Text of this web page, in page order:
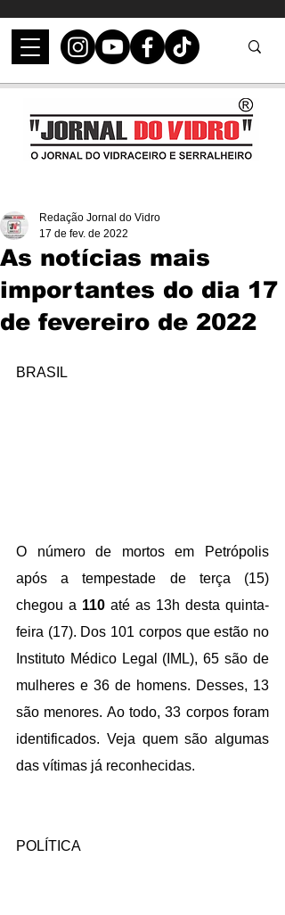
As notícias mais
importantes do dia 17
de fevereiro de 2022
Redação Jornal do Vidro
17 de fev. de 2022
BRASIL
O número de mortos em
Petrópolis
após a tempestade de terça (15)
chegou a 110 até as 13h desta quinta-
feira (17). Dos 101 corpos que estão no
Instituto Médico Legal (IML), 65 são de
mulheres e 36 de homens. Desses, 13
são menores. Ao todo, 33 corpos foram
identificados. Veja quem são algumas
das vítimas já reconhecidas.
POLÍTICA